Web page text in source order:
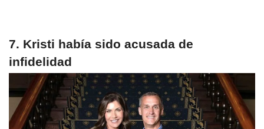
7. Kristi había sido acusada de
infidelidad